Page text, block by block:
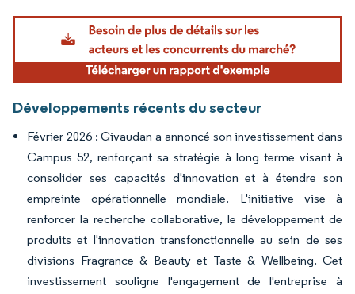
Image © Mordor Intelligence. La réutilisation nécessite une attribution sous CC BY
Développements récents du secteur
Février 2026 : Givaudan a annoncé son investissement dans
Campus 52, renforçant sa stratégie à long terme visant à
consolider ses capacités d'innovation et à étendre son
empreinte opérationnelle mondiale. L'initiative vise à
renforcer la recherche collaborative, le développement de
produits et l'innovation transfonctionnelle au sein de ses
divisions Fragrance & Beauty et Taste & Wellbeing. Cet
investissement souligne l'engagement de l'entreprise à